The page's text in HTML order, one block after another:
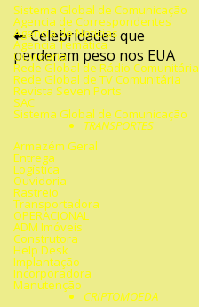
Navegação
de
Post
Celebridades que
perderam peso nos EUA
Sistema Global de Comunicação
Agencia de Correspondentes
Agencia de Noticias
Agencia Temática
Ouvidoria
Rede Global de Rádio Comunitária
Rede Global de TV Comunitária
Revista Seven Ports
SAC
Sistema Global de Comunicação
TRANSPORTES
Armazém Geral
Entrega
Logística
Ouvidoria
Rastreio
Transportadora
OPERACIONAL
ADM Imóveis
Construtora
Help Desk
Implantação
Incorporadora
Manutenção
CRIPTOMOEDA